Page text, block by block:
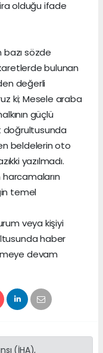
olduğu ifade
sözde
bulunan
değerli
ki; Mesele araba
güçlü
doğrultusunda
beldelerin oto
yazılmadı.
harcamaların
temel
veya kişiyi
haber
devam
(İHA),